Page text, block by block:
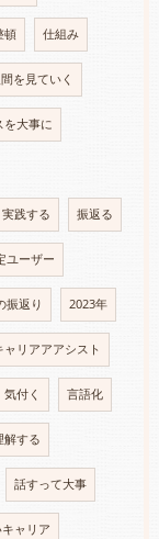
頓 仕組み
間を見ていく
を大事に
実践する 振返る
ユーザー
振返り 2023年
ャリアアアシスト
気付く 言語化
解する
話すって大事
ャリア